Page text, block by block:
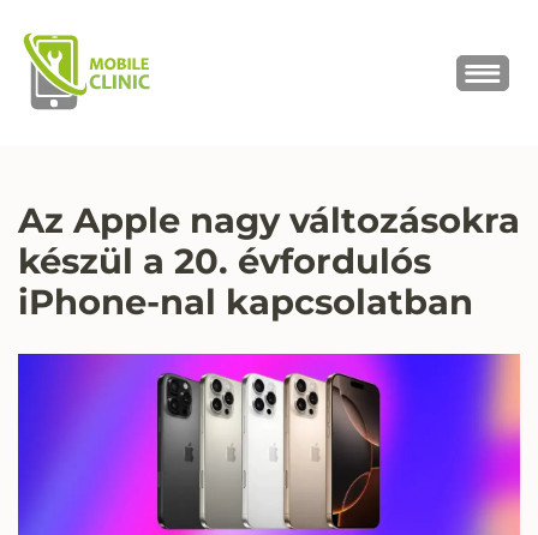
Az Apple nagy változásokra
készül a 20. évfordulós
iPhone-nal kapcsolatban